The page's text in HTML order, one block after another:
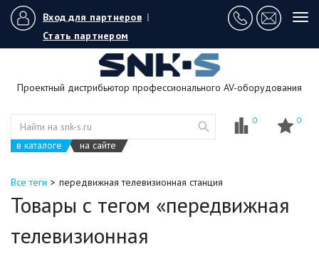
Вход для партнеров |
Стать партнером
Проектный дистрибьютор профессионального AV-оборудования
в каталоге на сайте
0 0
Все теги передвижная телевизионная станция
Товары с тегом «передвижная
телевизионная